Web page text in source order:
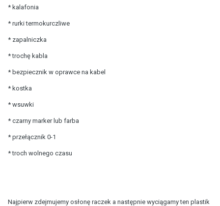
* kalafonia
* rurki termokurczliwe
* zapalniczka
* trochę kabla
* bezpiecznik w oprawce na kabel
* kostka
* wsuwki
* czarny marker lub farba
* przełącznik 0-1
* troch wolnego czasu
Najpierw zdejmujemy osłonę raczek a następnie wyciągamy ten plastik